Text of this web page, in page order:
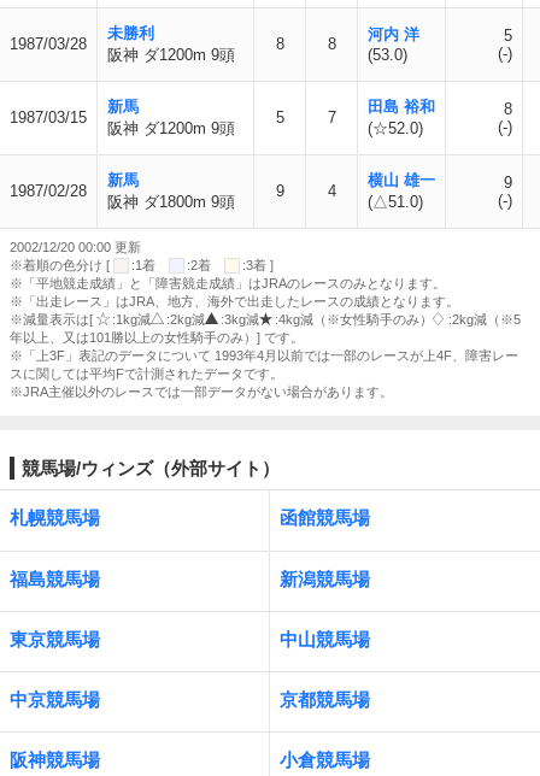
1987/03/28
未勝利
阪神 ダ1200m 9頭
8 8
河内 洋
(53.0)
5
(-)
1987/03/15
新馬
阪神 ダ1200m 9頭
5 7
田島 裕和
(☆52.0)
8
(-)
1987/02/28
新馬
阪神 ダ1800m 9頭
9 4
横山 雄一
(△51.0)
9
(-)
2002/12/20 00:00 更新
※着順の色分け [
:1着 :2着
:3着 ]
※「平地競走成績」と「障害競走成績」はJRAのレースのみとなります。
※「出走レース」はJRA、地方、海外で出走したレースの成績となります。
※減量表示は[
:1kg減 :2kg減 :3kg減 :4kg減（※女性騎手のみ）
:2kg減（※5
年以上、又は101勝以上の女性騎手のみ）] です。
※「上3F」表記のデータについて 1993年4月以前では一部のレースが上4F、障害レー
スに関しては平均Fで計測されたデータです。
※JRA主催以外のレースでは一部データがない場合があります。
競馬場/ウィンズ（外部サイト）
札幌競馬場 函館競馬場
福島競馬場 新潟競馬場
東京競馬場 中山競馬場
中京競馬場 京都競馬場
阪神競馬場 小倉競馬場